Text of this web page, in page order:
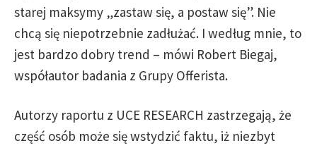
starej maksymy „zastaw się, a postaw się”. Nie
chcą się niepotrzebnie zadłużać. I według mnie, to
jest bardzo dobry trend – mówi Robert Biegaj,
współautor badania z Grupy Offerista.
Autorzy raportu z UCE RESEARCH zastrzegają, że
część osób może się wstydzić faktu, iż niezbyt